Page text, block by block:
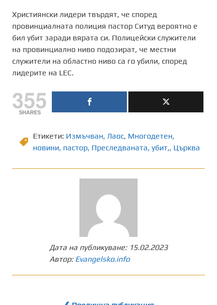
Християнски лидери твърдят, че според
провинциалната полиция пастор Ситуд вероятно е
бил убит заради вярата си. Полицейски служители
на провинциално ниво подозират, че местни
служители на областно ниво са го убили, според
лидерите на LEC.
355
SHARES
Етикети: Измъчван, Лаос, Многодетен,
новини, пастор, Преследваната, убит,, Църква
Дата на публикуване: 15.02.2023
Автор: Evangelsko.info